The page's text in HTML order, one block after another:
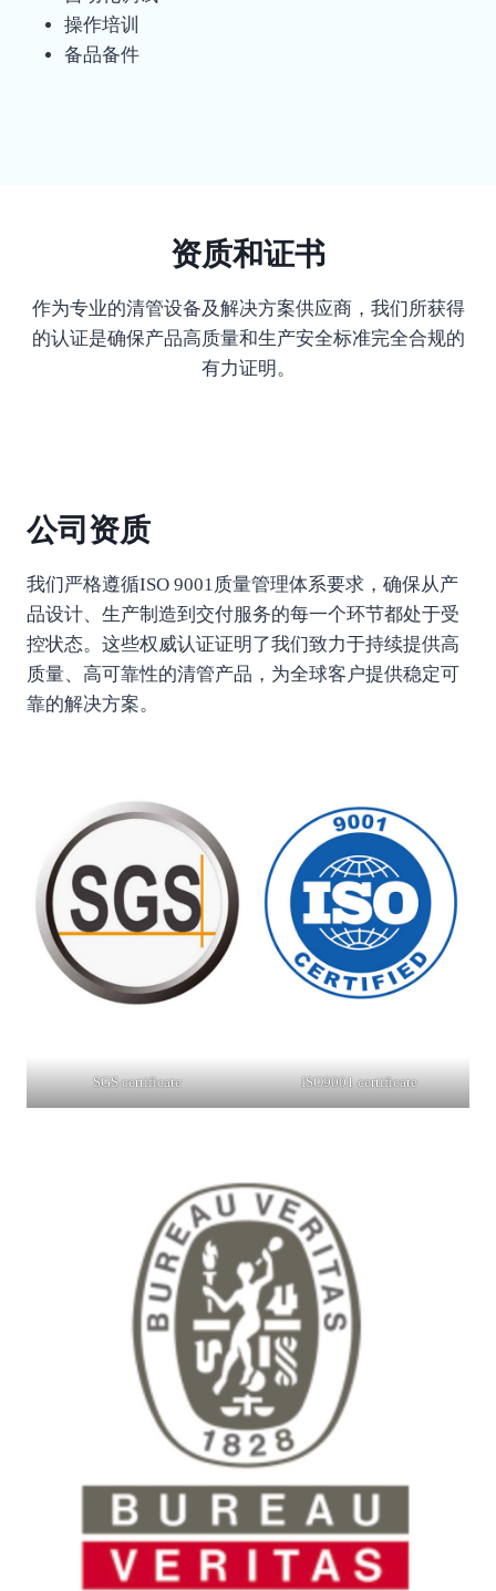
操作培训
备品备件
资质和证书
作为专业的清管设备及解决方案供应商，我们所获得
的认证是确保产品高质量和生产安全标准完全合规的
有力证明。
公司资质
我们严格遵循ISO 9001质量管理体系要求，确保从产
品设计、生产制造到交付服务的每一个环节都处于受
控状态。这些权威认证证明了我们致力于持续提供高
质量、高可靠性的清管产品，为全球客户提供稳定可
靠的解决方案。
SGS certificate ISO9001 certificate